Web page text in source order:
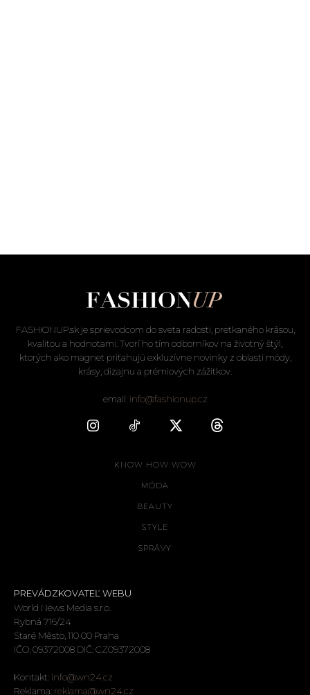
FASHIONUP.sk je sprievodcom do sveta radosti, pretkaného krásou,
kvalitou a hodnotami. Tvorí ho tím odborníkov na životný štýl,
ktorých ako magnet priťahujú exkluzívne novinky z oblasti módy,
krásy, dizajnu a prémiových zážitkov.
email: info@fashionup.cz
KNOW HOW WOW
MÓDA
BEAUTY
STYLE
SPRÁVY
PREVÁDZKOVATEĽ WEBU
World News Media s.r.o.
Rybná 716/24
Staré Město, 110 00 Praha
IČO: 09372008 DIČ: CZ09372008
Kontakt: info@wn24.cz
Reklama: reklama@wn24.cz